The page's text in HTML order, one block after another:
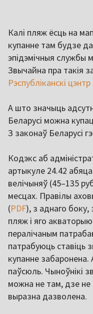
Калі пляж ёсць на
купанне там будзе
эпідэмічныя службы
Звычайна пра такія
Рэспубліканскі цэнтр
А што значыць
Беларусі можна
З законаў Беларусі
Кодэкс аб
артыкуле 24.42
велічыняў (45–135
месцах. Правілы
(PDF), з аднаго
пляж і яго
пералічаным
патрабуюць ставіць
купанне забаронена.
паўсюль. Чыноўнікі
можна не там, дзе
выразна дазволена.